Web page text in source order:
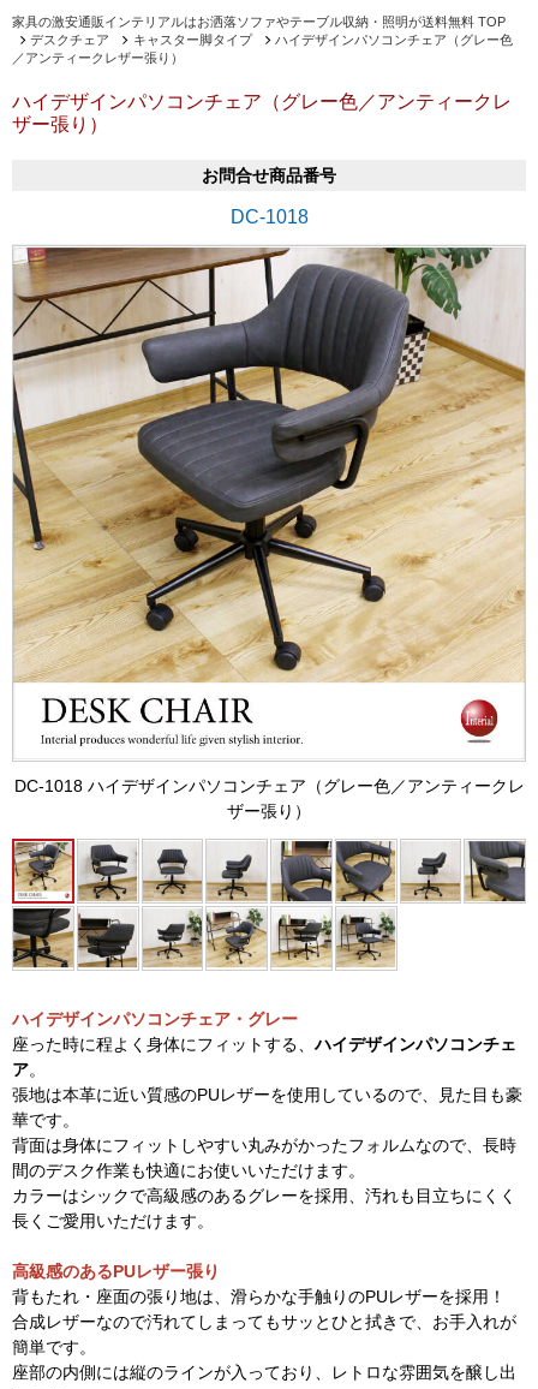
家具の激安通販インテリアルはお洒落ソファやテーブル収納・照明が送料無料 TOP
デスクチェア
キャスター脚タイプ
ハイデザインパソコンチェア（グレー色
／アンティークレザー張り）
ハイデザインパソコンチェア（グレー色／アンティークレ
ザー張り）
お問合せ商品番号
DC-1018
DC-1018 ハイデザインパソコンチェア（グレー色／アンティークレ
ザー張り）
ハイデザインパソコンチェア・グレー
座った時に程よく身体にフィットする、ハイデザインパソコンチェ
ア。
張地は本革に近い質感のPUレザーを使用しているので、見た目も豪
華です。
背面は身体にフィットしやすい丸みがかったフォルムなので、長時
間のデスク作業も快適にお使いいただけます。
カラーはシックで高級感のあるグレーを採用、汚れも目立ちにくく
長くご愛用いただけます。
高級感のあるPUレザー張り
背もたれ・座面の張り地は、滑らかな手触りのPUレザーを採用！
合成レザーなので汚れてしまってもサッとひと拭きで、お手入れが
簡単です。
座部の内側には縦のラインが入っており、レトロな雰囲気を醸し出